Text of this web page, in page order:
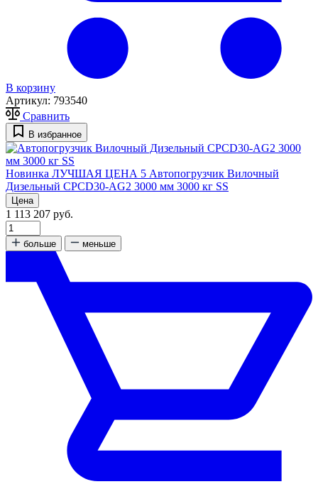
В корзину
Артикул: 793540
Сравнить
В избранное
Новинка ЛУЧШАЯ ЦЕНА 5 Автопогрузчик Вилочный
Дизельный CPCD30-AG2 3000 мм 3000 кг SS
Цена
1 113 207 руб.
больше меньше